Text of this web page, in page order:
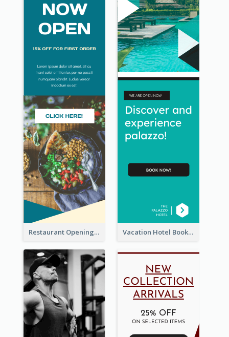
Restaurant Opening Food Ordering Discount Wide Skyscraper Banner Vacation Hotel Booking Wide Skyscraper Banner